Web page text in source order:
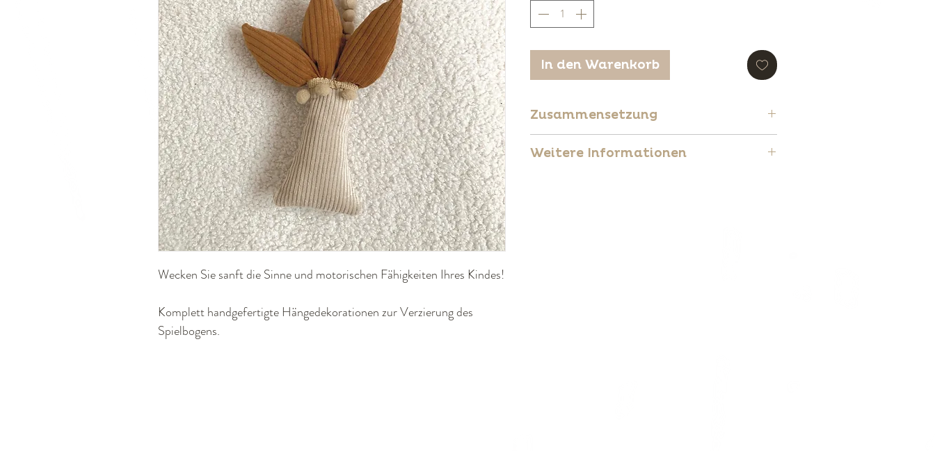
Wecken Sie sanft die Sinne und motorischen Fähigkeiten Ihres Kindes!
Komplett handgefertigte Hängedekorationen zur Verzierung des
Spielbogens.
In den Warenkorb
Zusammensetzung
Weitere Informationen